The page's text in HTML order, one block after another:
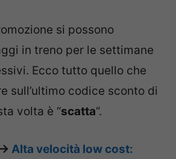
si possono
in treno per le settimane
Ecco tutto quello che
sull’ultimo codice sconto di
volta è “scatta“.
Alta velocità low cost: